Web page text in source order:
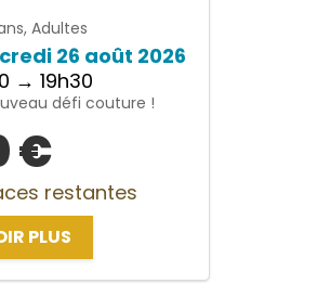
Adultes
26 août 2026
→ 19h30
défi couture !
€
restantes
PLUS